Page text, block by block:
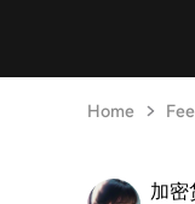
Home
加密